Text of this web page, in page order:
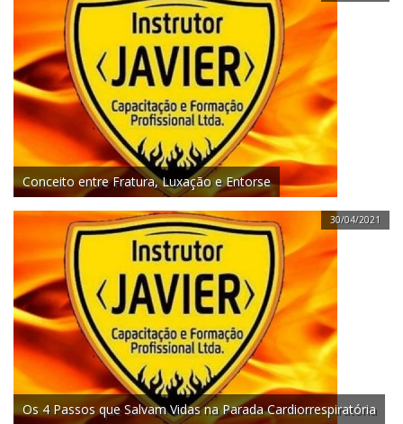
Conceito entre Fratura, Luxação e Entorse
30/04/2021
Os 4 Passos que Salvam Vidas na Parada Cardiorrespiratória